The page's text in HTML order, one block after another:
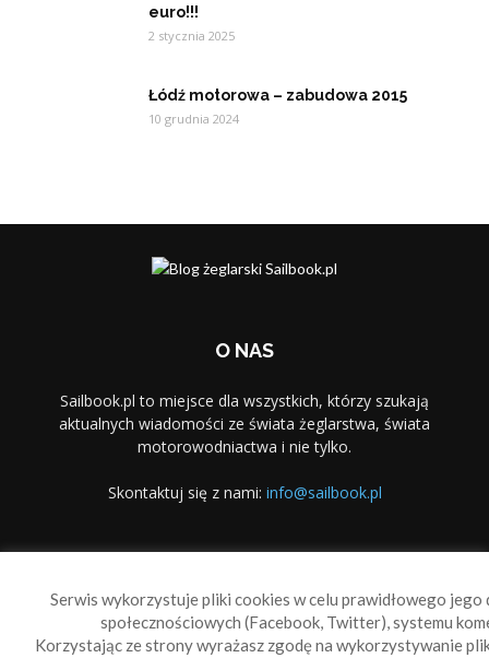
euro!!!
2 stycznia 2025
Łódź motorowa – zabudowa 2015
10 grudnia 2024
O NAS
Sailbook.pl to miejsce dla wszystkich, którzy szukają
aktualnych wiadomości ze świata żeglarstwa, świata
motorowodniactwa i nie tylko.
Skontaktuj się z nami: info@sailbook.pl
Serwis wykorzystuje pliki cookies w celu prawidłowego
społecznościowych (Facebook, Twitter), systemu
Korzystając ze strony wyrażasz zgodę na wykorzystywanie